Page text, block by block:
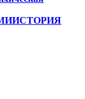
ИСТОРИЯ
внутри.